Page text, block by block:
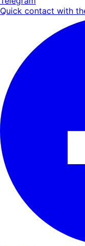
Quick contact with